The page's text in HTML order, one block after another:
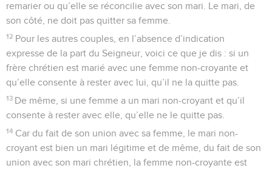
remarier ou qu’elle se réconcilie avec son mari. Le mari, de
son côté, ne doit pas quitter sa femme.
12 Pour les autres couples, en l’absence d’indication
expresse de la part du Seigneur, voici ce que je dis : si un
frère chrétien est marié avec une femme non-croyante et
qu’elle consente à rester avec lui, qu’il ne la quitte pas.
13 De même, si une femme a un mari non-croyant et qu’il
consente à rester avec elle, qu’elle ne le quitte pas.
14 Car du fait de son union avec sa femme, le mari non-
croyant est bien un mari légitime et de même, du fait de son
union avec son mari chrétien, la femme non-croyante est